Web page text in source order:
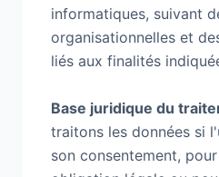
informatiques, suivant
organisationnelles et
liés aux finalités
Base juridique du
traitons les données si
son consentement,